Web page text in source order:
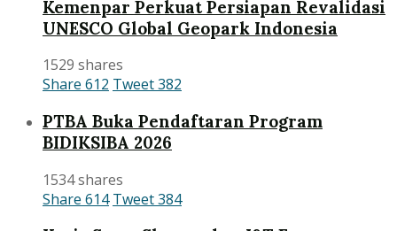
Kemenpar Perkuat Persiapan Revalidasi
UNESCO Global Geopark Indonesia
1529 shares
Share 612 Tweet382
PTBA Buka Pendaftaran Program
BIDIKSIBA 2026
1534 shares
Share 614 Tweet384